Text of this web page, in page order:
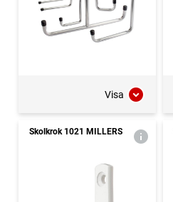
Visa
Skolkrok 1021 MILLERS